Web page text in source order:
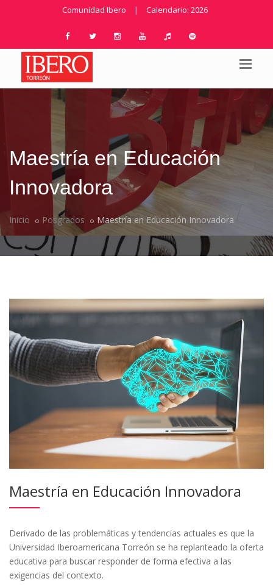
Comunidad Ibero | Calendario: 2026
Maestría en Educación
Innovadora
Inicio Posgrados Maestría en Educación Innovadora
Maestría en Educación Innovadora
Derivado de las problemáticas y tendencias actuales es que la
Universidad Iberoamericana Torreón se ha replanteado la oferta
educativa para buscar responder de forma efectiva a las
exigencias del contexto.